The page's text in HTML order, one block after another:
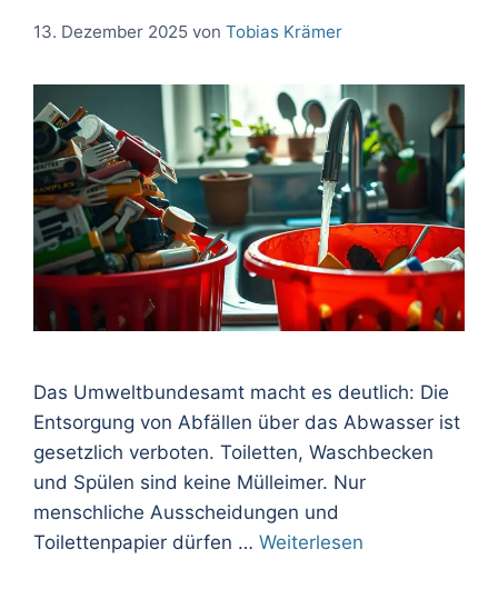
13. Dezember 2025 von Tobias Krämer
Das Umweltbundesamt macht es deutlich: Die
Entsorgung von Abfällen über das Abwasser ist
gesetzlich verboten. Toiletten, Waschbecken
und Spülen sind keine Mülleimer. Nur
menschliche Ausscheidungen und
Toilettenpapier dürfen … Weiterlesen